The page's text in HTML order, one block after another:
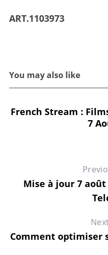
ART.1103973
You may also like
French Stream :
7
Mise à jour 7
Comment optimiser